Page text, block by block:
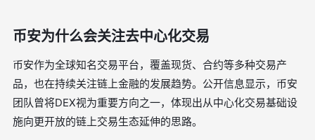
币安为什么会关注去中心化交易
币安作为全球知名交易平台，覆盖现货、合约等多种交易产
品，也在持续关注链上金融的发展趋势。公开信息显示，币安
团队曾将DEX视为重要方向之一，体现出从中心化交易基础设
施向更开放的链上交易生态延伸的思路。